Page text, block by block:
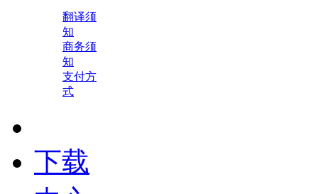
翻译须
知
商务须
知
支付方
式
下载